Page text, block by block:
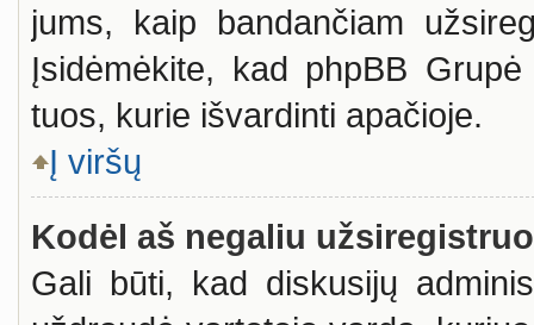
jums, kaip bandančiam
Įsidėmėkite, kad phpBB
tuos, kurie išvardinti apačioje.
Į viršų
Kodėl aš negaliu
Gali būti, kad diskusijų